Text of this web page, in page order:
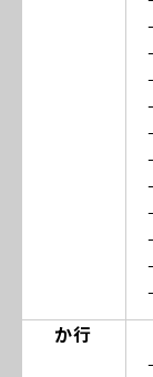
か行